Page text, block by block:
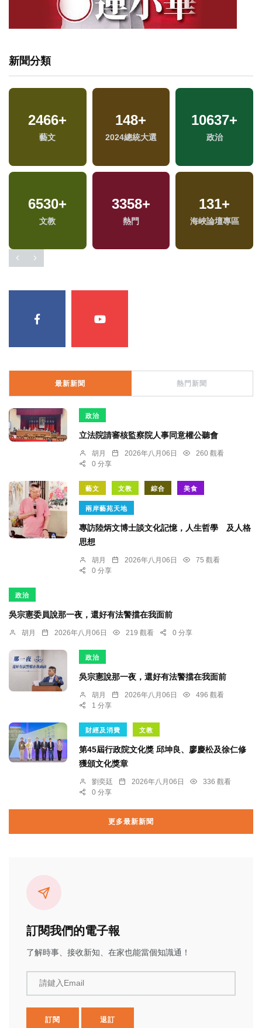
新聞分類
2466+
藝文
148+
2024總統大選
10637+
政治
6530+
文教
3358+
熱門
131+
海峽論壇專區
最新新聞 熱門新聞
政治
立法院請審核監察院人事同意權公聽會
胡月 2026年八月06日
260 觀看
0 分享
藝文 文教 綜合 美食
兩岸藝苑天地
專訪陸炳文博士談文化記憶，人生哲學 及人格
思想
胡月 2026年八月06日
75 觀看
0 分享
政治
吳宗憲委員說那一夜，還好有法警擋在我面前
胡月 2026年八月06日 219 觀看 0 分享
政治
吳宗憲說那一夜，還好有法警擋在我面前
胡月 2026年八月06日
496 觀看
1 分享
財經及消費 文教
第45屆行政院文化獎 邱坤良、廖慶松及徐仁修
獲頒文化獎章
劉奕廷 2026年八月06日
336 觀看
0 分享
更多最新新聞
訂閱我們的電子報
了解時事、接收新知、在家也能當個知識通！
請鍵入Email
訂閱 退訂